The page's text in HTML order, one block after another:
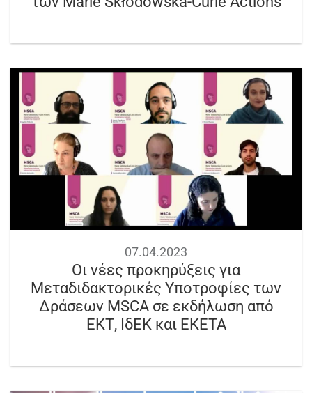
07.04.2023
Οι νέες προκηρύξεις για
Μεταδιδακτορικές Υποτροφίες των
Δράσεων MSCA σε εκδήλωση από
ΕΚΤ, ΙδΕΚ και ΕΚΕΤΑ